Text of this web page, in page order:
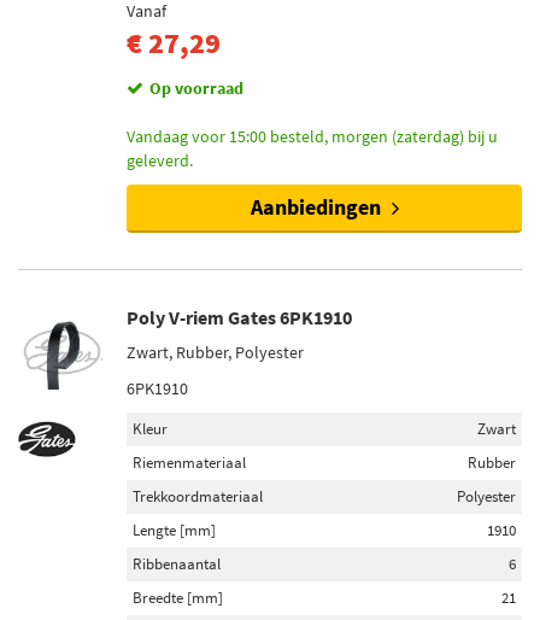
Vanaf
€ 27,29
Op voorraad
Vandaag voor 15:00 besteld, morgen (zaterdag) bij u
geleverd.
Aanbiedingen
Poly V-riem Gates 6PK1910
Zwart, Rubber, Polyester
6PK1910
Kleur
Zwart
Riemenmateriaal
Rubber
Trekkoordmateriaal
Polyester
Lengte [mm]
1910
Ribbenaantal
6
Breedte [mm]
21